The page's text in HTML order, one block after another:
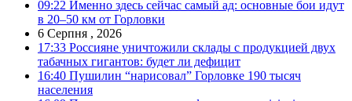
09:22 Именно здесь сейчас самый ад: основные бои идут
в 20–50 км от Горловки
6 Серпня , 2026
17:33 Россияне уничтожили склады с продукцией двух
табачных гигантов: будет ли дефицит
16:40 Пушилин “нарисовал” Горловке 190 тысяч
населения